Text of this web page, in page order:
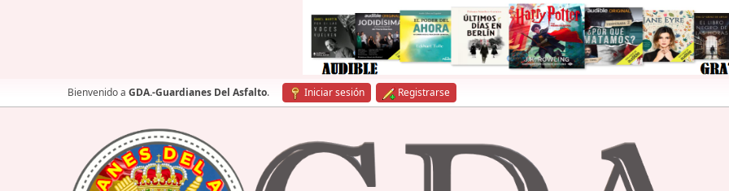
Bienvenido a GDA.-Guardianes Del Asfalto. Iniciar sesión Registrarse